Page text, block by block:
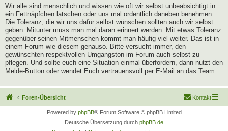
Wir alle sind menschlich und wissen wie oft wir selbst unbeabsichtigt in
ein Fettnäpfchen latschen oder uns mal ordentlich daneben benehmen.
Die Toleranz, die wir uns dafür selbst wünschen sollten auch wir selbst
geben. Mitunter muss man mal daran erinnert werden. Mit etwas Toleranz
gegenüber seinen Mitmenschen kommt man häufig viel weiter. Das ist in
einem Forum wie diesem genauso. Bitte versucht immer, den
gewünschten respektvollen Umgangston im Forum auch selbst zu
pflegen. Und sollte euch eine Situation einmal überfordern, dann nutzt den
Melde-Button oder wendet Euch vertrauensvoll per E-Mail an das Team.
Foren-Übersicht Kontakt
Powered by phpBB® Forum Software © phpBB Limited
Deutsche Übersetzung durch phpBB.de